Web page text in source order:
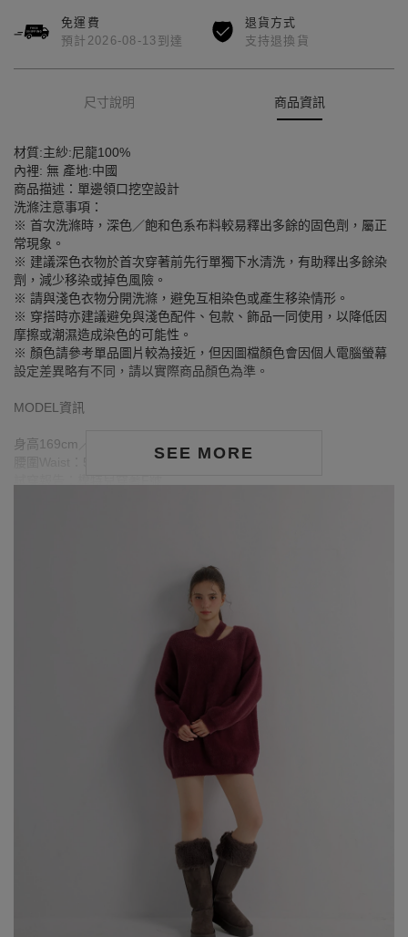
免運費
預計2026-08-13到達
退貨方式
支持退換貨
尺寸說明 商品資訊
SEE MORE
材質:主紗:尼龍100%
內裡: 無 產地:中國
商品描述：單邊領口挖空設計
洗滌注意事項：
※ 首次洗滌時，深色／飽和色系布料較易釋出多餘的固色劑，屬正
常現象。
※ 建議深色衣物於首次穿著前先行單獨下水清洗，有助釋出多餘染
劑，減少移染或掉色風險。
※ 請與淺色衣物分開洗滌，避免互相染色或產生移染情形。
※ 穿搭時亦建議避免與淺色配件、包款、飾品一同使用，以降低因
摩擦或潮濕造成染色的可能性。
※ 顏色請參考單品圖片較為接近，但因圖檔顏色會因個人電腦螢幕
設定差異略有不同，請以實際商品顏色為準。
MODEL資訊
身高169cm／胸圍Bust：80cm
腰圍Waist：59cm／臀圍hips：90cm